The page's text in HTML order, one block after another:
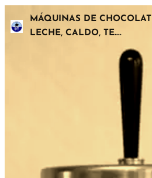
MÁQUINAS DE
LECHE, CALDO, TE....